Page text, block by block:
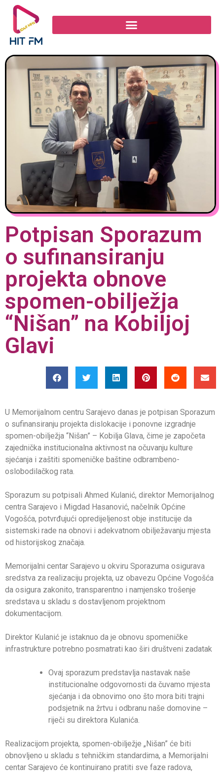
Potpisan Sporazum
o sufinansiranju
projekta obnove
spomen-obilježja
“Nišan” na Kobiljoj
Glavi
U Memorijalnom centru Sarajevo danas je potpisan Sporazum
o sufinansiranju projekta dislokacije i ponovne izgradnje
spomen-obilježja “Nišan” – Kobilja Glava, čime je započeta
zajednička institucionalna aktivnost na očuvanju kulture
sjećanja i zaštiti spomeničke baštine odbrambeno-
oslobodilačkog rata.
Sporazum su potpisali Ahmed Kulanić, direktor Memorijalnog
centra Sarajevo i Migdad Hasanović, načelnik Općine
Vogošća, potvrđujući opredijeljenost obje institucije da
sistemski rade na obnovi i adekvatnom obilježavanju mjesta
od historijskog značaja.
Memorijalni centar Sarajevo u okviru Sporazuma osigurava
sredstva za realizaciju projekta, uz obavezu Općine Vogošća
da osigura zakonito, transparentno i namjensko trošenje
sredstava u skladu s dostavljenom projektnom
dokumentacijom.
Direktor Kulanić je istaknuo da je obnovu spomeničke
infrastrukture potrebno posmatrati kao širi društveni zadatak
Ovaj sporazum predstavlja nastavak naše
institucionalne odgovornosti da čuvamo mjesta
sjećanja i da obnovimo ono što mora biti trajni
podsjetnik na žrtvu i odbranu naše domovine –
riječi su direktora Kulanića.
Realizacijom projekta, spomen-obilježje „Nišan” će biti
obnovljeno u skladu s tehničkim standardima, a Memorijalni
centar Sarajevo će kontinuirano pratiti sve faze radova,